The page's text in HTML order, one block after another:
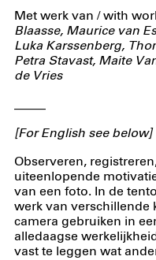
Met werk van / with
Blaasse, Maurice van
Luka Karssenberg,
Petra Stavast, Maite
de Vries
[For English see below]
Observeren,
uiteenlopende
van een foto. In de
werk van verschillende
camera gebruiken in
alledaagse
vast te leggen wat